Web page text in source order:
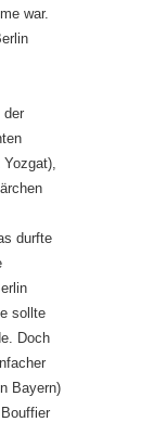
war.
der
durfte
sollte
Doch
Bayern)